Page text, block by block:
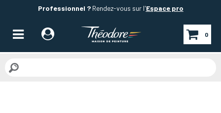
Professionnel ?Rendez-vous sur l'Espace pro
0